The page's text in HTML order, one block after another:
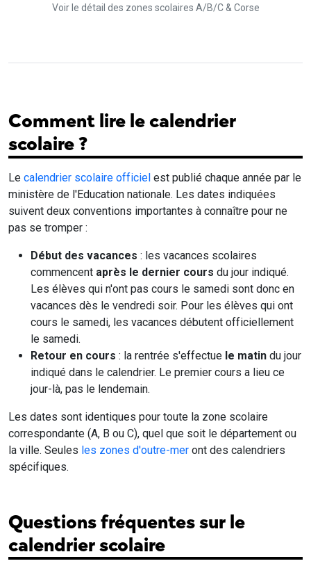
Voir le détail des zones scolaires A/B/C & Corse
Comment lire le calendrier
scolaire ?
Le calendrier scolaire officiel est publié chaque année par le
ministère de l'Education nationale. Les dates indiquées
suivent deux conventions importantes à connaître pour ne
pas se tromper :
Début des vacances : les vacances scolaires
commencent après le dernier cours du jour indiqué.
Les élèves qui n'ont pas cours le samedi sont donc en
vacances dès le vendredi soir. Pour les élèves qui ont
cours le samedi, les vacances débutent officiellement
le samedi.
Retour en cours : la rentrée s'effectue le matin du jour
indiqué dans le calendrier. Le premier cours a lieu ce
jour-là, pas le lendemain.
Les dates sont identiques pour toute la zone scolaire
correspondante (A, B ou C), quel que soit le département ou
la ville. Seules les zones d'outre-mer ont des calendriers
spécifiques.
Questions fréquentes sur le
calendrier scolaire